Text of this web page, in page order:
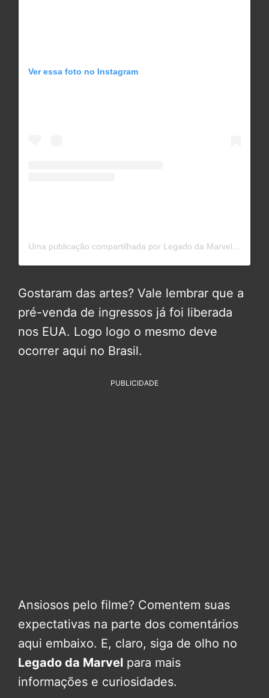
Ver essa foto no Instagram
Uma publicação compartilhada por Legado da Marvel (@legadodamarvel)
Gostaram das artes? Vale lembrar que a
pré-venda de ingressos já foi liberada
nos EUA. Logo logo o mesmo deve
ocorrer aqui no Brasil.
PUBLICIDADE
Ansiosos pelo filme? Comentem suas
expectativas na parte dos comentários
aqui embaixo. E, claro, siga de olho no
Legado da Marvel para mais
informações e curiosidades.